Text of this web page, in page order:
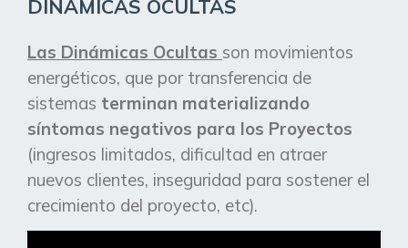
DINÁMICAS OCULTAS
Las Dinámicas Ocultas son movimientos
energéticos, que por transferencia de
sistemas terminan materializando
síntomas negativos para los Proyectos
(ingresos limitados, dificultad en atraer
nuevos clientes, inseguridad para sostener el
crecimiento del proyecto, etc).